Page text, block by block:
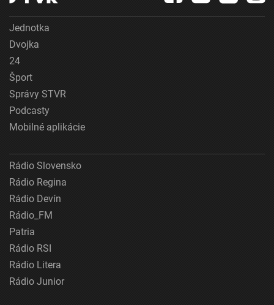
Jednotka
Dvojka
24
Šport
Správy STVR
Podcasty
Mobilné aplikácie
Rádio Slovensko
Rádio Regina
Rádio Devín
Rádio_FM
Patria
Rádio RSI
Rádio Litera
Rádio Junior